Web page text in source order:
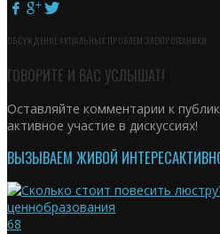
ОБСУЖДЕНИЕ АКТУАЛЬНЫХ ПРОБЛЕМ ЭЛЕКТРОТЕХНИКИ
ГОВОРИТЕ И ВАС УСЛЫШАТ!
Оставляйте комментарии к
активное участие в дискуссиях!
ВЫЗЫВАЕМ ЖИВОЙ ИНТЕРЕС
68